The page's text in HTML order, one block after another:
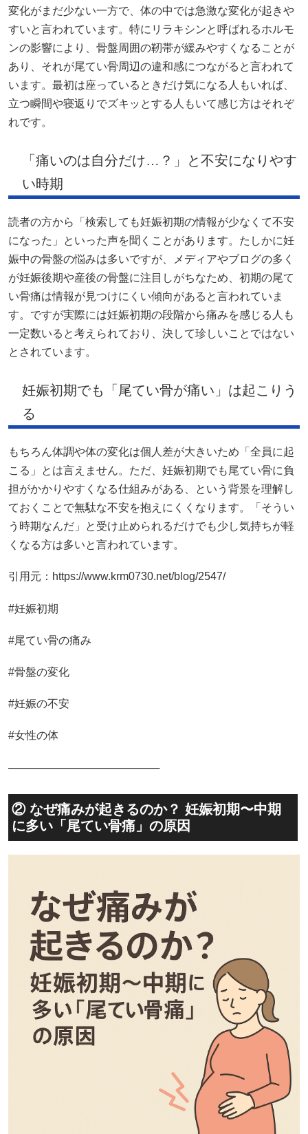
変化がまだ少ない一方で、体の中では急激な変化が起きや
すいと言われています。特にリラキシンと呼ばれるホルモ
ンの影響により、骨盤周囲の靭帯が緩みやすくなることが
あり、それが尾てい骨周辺の違和感につながると言われて
います。最初は座っているときだけ気になる人もいれば、
立つ瞬間や寝返りでズキッとする人もいて感じ方はそれぞ
れです。
「痛いのは自分だけ…？」と不安になりやす
い時期
読者の方から「検索しても妊娠初期の情報が少なくて不安
になった」といった声を聞くことがあります。たしかに妊
娠中の骨盤の悩みは多いですが、メディアやブログの多く
が妊娠後期や産後の骨盤に注目しがちなため、初期の尾て
い骨痛は情報が見つけにくい傾向があると言われていま
す。ですが実際には妊娠初期の段階から痛みを感じる人も
一定数いると考えられており、決して珍しいことではない
とされています。
妊娠初期でも「尾てい骨が痛い」は起こりう
る
もちろん体調や体の変化は個人差が大きいため「全員に起
こる」とは言えません。ただ、妊娠初期でも尾てい骨に負
担がかかりやすくなる仕組みがある、という背景を理解し
ておくことで無駄な不安を抱えにくくなります。「そうい
う時期なんだ」と受け止められるだけでも少し気持ちが軽
くなる方は多いと言われています。
引用元：https://www.krm0730.net/blog/2547/
#妊娠初期
#尾てい骨の痛み
#骨盤の変化
#妊娠の不安
#女性の体
────────────────────
② なぜ痛みが起きるのか？ 妊娠初期〜中期
に多い「尾てい骨痛」の原因